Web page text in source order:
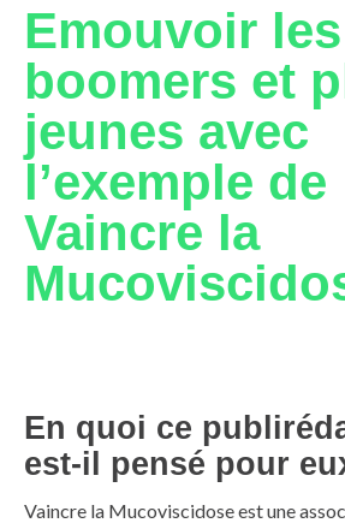
Emouvoir les
boomers et
jeunes avec
l’exemple de
Vaincre la
En quoi ce
est-il pensé pour
Vaincre la Mucoviscidose est une